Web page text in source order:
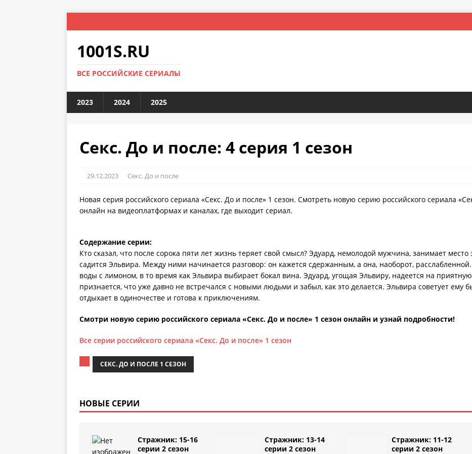
1001S.RU
ВСЕ РОССИЙСКИЕ СЕРИАЛЫ
2023 2024 2025
Секс. До и после: 4 серия 1 сезон
29.12.2023 Секс. До и после
Новая серия российского сериала «Секс. До и после» 1 сезон. Смотреть новую серию российского сериала
онлайн на видеоплатформах и каналах, где выходит сериал.
Содержание серии:
Кто сказал, что после сорока пяти лет жизнь теряет свой смысл? Эдуард, немолодой мужчина, занимает
садится Эльвира. Между ними начинается разговор: он кажется сдержанным, а она, наоборот,
воды с лимоном, в то время как Эльвира выбирает бокал вина. Эдуард, угощая Эльвиру, надеется на
признается, что уже давно не встречался с новыми людьми и забыл, как это делается. Эльвира советует ему
отдыхает в одиночестве и готова к приключениям.
Смотри новую серию российского сериала «Секс. До и после» 1 сезон онлайн и узнай подробности!
Все серии российского сериала «Секс. До и после» 1 сезон
СЕКС. ДО И ПОСЛЕ 1 СЕЗОН
НОВЫЕ СЕРИИ
Стражник: 15-16
серии 2 сезон
Стражник: 13-14
серии 2 сезон
Стражник: 11-12
серии 2 сезон